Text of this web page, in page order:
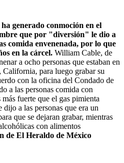
generado conmoción en el
que por "diversión" le dio a
comida envenenada, por lo que
en la cárcel. William Cable, de
a ocho personas que estaban en
para luego grabar su
con la oficina del Condado de
a las personas comida con
fuerte que el gas pimienta
a las personas que era un
que se dejaran grabar, mientras
con alimentos
de El Heraldo de México